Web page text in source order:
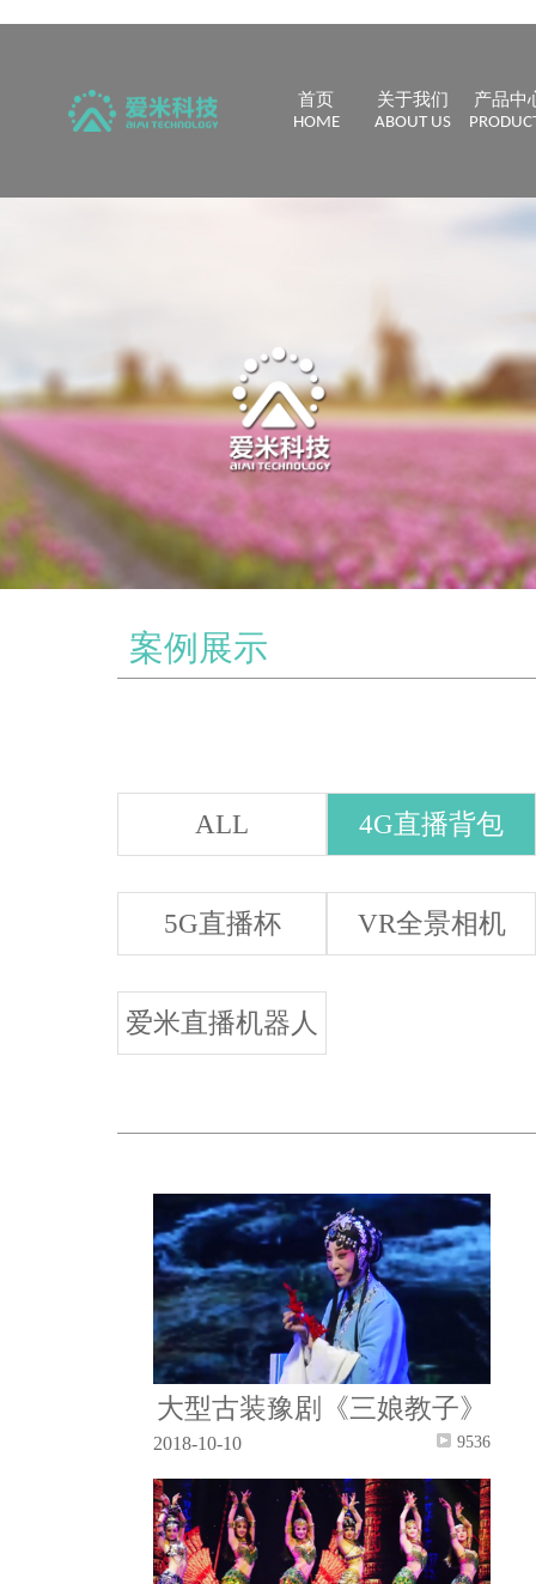
首页
HOME
关于我们
ABOUT US
产品中
案例展示
ALL 4G直播背包
5G直播杯 VR全景相机
爱米直播机器人
大型古装豫剧《三娘教子》
2018-10-10 9536